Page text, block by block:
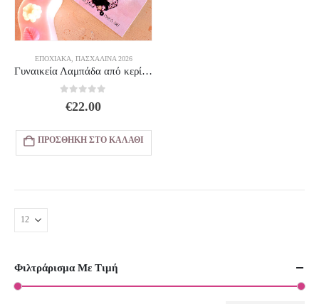
ΕΠΟΧΙΑΚΑ, ΠΑΣΧΑΛΙΝΆ 2026
Γυναικεία Λαμπάδα από κερί σόγιας λουλούδια με σκουλαρίκια ζιργκόν σταγόνα 💧
€22.00
ΠΡΟΣΘΉΚΗ ΣΤΟ ΚΑΛΆΘΙ
Φιλτράρισμα Με Τιμή